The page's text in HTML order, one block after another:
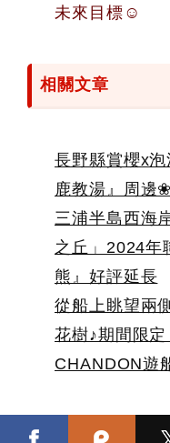
未來目標☺
相關文章
長野縣賞櫻x
鹿教湯』周邊
三浦半島西海
之丘」2024年
熊』好評延長
從船上眺望兩
花樹♪期間限
CHANDON遊